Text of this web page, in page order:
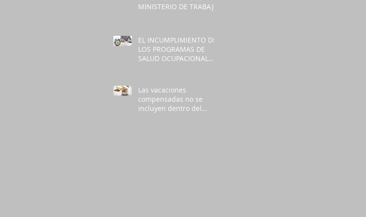
MINISTERIO DE TRABAJO
EL INCUMPLIMIENTO DE
LOS PROGRAMAS DE
SALUD OCUPACIONAL
ENFERMEDADES
LABORALES
Las vacaciones
compensadas no se
incluyen dentro del